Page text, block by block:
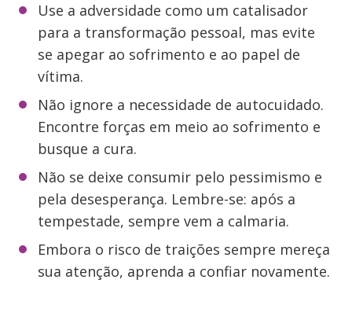
Use a adversidade como um catalisador
para a transformação pessoal, mas evite
se apegar ao sofrimento e ao papel de
vítima.
Não ignore a necessidade de autocuidado.
Encontre forças em meio ao sofrimento e
busque a cura.
Não se deixe consumir pelo pessimismo e
pela desesperança. Lembre-se: após a
tempestade, sempre vem a calmaria.
Embora o risco de traições sempre mereça
sua atenção, aprenda a confiar novamente.